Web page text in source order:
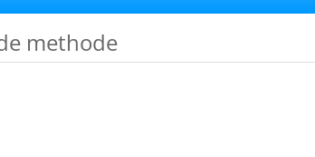
methode